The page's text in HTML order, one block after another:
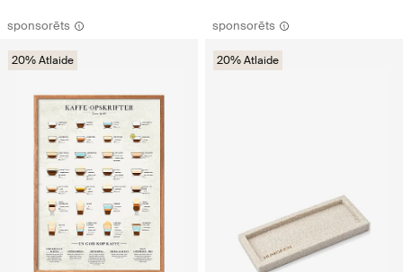
sponsorēts
20% Atlaide
sponsorēts
20% Atlaide